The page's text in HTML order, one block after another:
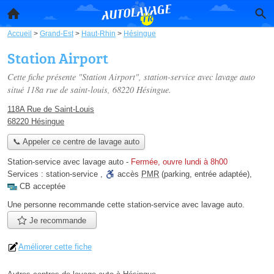
Accueil > Grand-Est > Haut-Rhin > Hésingue
Station Airport
Cette fiche présente "Station Airport", station-service avec lavage auto
situé 118a rue de saint-louis, 68220 Hésingue.
118A Rue de Saint-Louis
68220 Hésingue
📞 Appeler ce centre de lavage auto
Station-service avec lavage auto - Fermée, ouvre lundi à 8h00
Services : station-service , accès PMR (parking, entrée adaptée),
CB acceptée
Une personne recommande cette station-service avec lavage auto.
Je recommande
Améliorer cette fiche